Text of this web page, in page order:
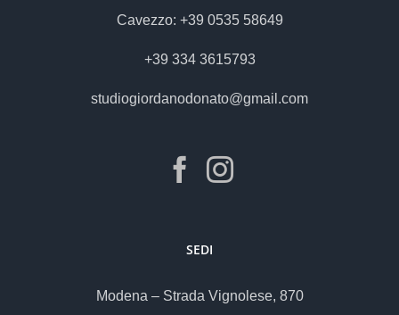
Cavezzo: +39 0535 58649
+39 334 3615793
studiogiordanodonato@gmail.com
SEDI
Modena – Strada Vignolese, 870